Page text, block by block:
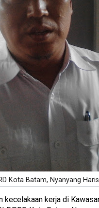
Kota Batam, Nyanyang
kecelakaan kerja di